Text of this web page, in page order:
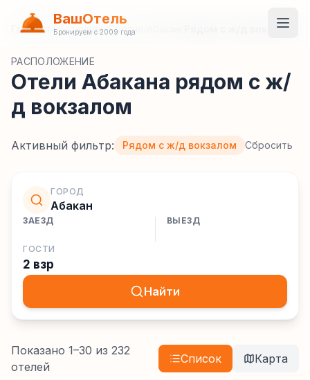
ВашОтель
Бронируем с 2009 года
Главная Гостиницы/Россия Рядом с ж/д вокзалом
РАСПОЛОЖЕНИЕ
Отели Абакана рядом с ж/
д вокзалом
Активный фильтр: Рядом с ж/д вокзалом Сбросить
ГОРОД
Абакан
ЗАЕЗД ВЫЕЗД
ГОСТИ
2 взр
Найти
Показано 1–30 из 232
отелей
Список Карта